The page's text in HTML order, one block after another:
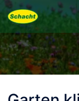
Skip
content